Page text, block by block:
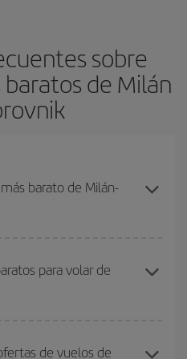
sobre
de Milán
barato de Milán-
evitas temporadas altas,
ser flexible con las fechas y
para volar de
buscador de vuelos
de vuelos de